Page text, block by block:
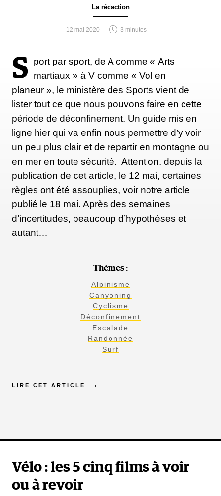
La rédaction
12 mai 2020 3 minutes
S port par sport, de A comme « Arts
martiaux » à V comme « Vol en
planeur », le ministère des Sports vient de
lister tout ce que nous pouvons faire en cette
période de déconfinement. Un guide mis en
ligne hier qui va enfin nous permettre d’y voir
un peu plus clair et de repartir en montagne ou
en mer en toute sécurité. Attention, depuis la
publication de cet article, le 12 mai, certaines
règles ont été assouplies, voir notre article
publié le 18 mai. Après des semaines
d’incertitudes, beaucoup d’hypothèses et
autant…
Thèmes :
Alpinisme
Canyoning
Cyclisme
Déconfinement
Escalade
Randonnée
Surf
LIRE CET ARTICLE
Vélo : les 5 cinq films à voir
ou à revoir